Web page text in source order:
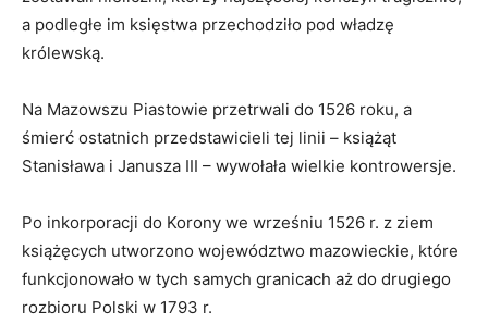
a podległe im księstwa przechodziło pod władzę
królewską.
Na Mazowszu Piastowie przetrwali do 1526 roku, a
śmierć ostatnich przedstawicieli tej linii – książąt
Stanisława i Janusza III – wywołała wielkie kontrowersje.
Po inkorporacji do Korony we wrześniu 1526 r. z ziem
książęcych utworzono województwo mazowieckie, które
funkcjonowało w tych samych granicach aż do drugiego
rozbioru Polski w 1793 r.